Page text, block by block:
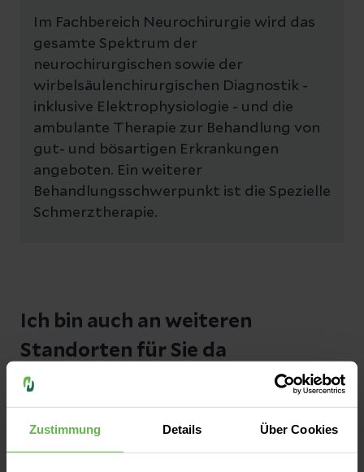
Zustimmung Details Über Cookies
Im Fachbereich Neurochirurgie wird das
gesamte Spektrum der
neurochirurgischen sowie der
wirbelsäulenchirurgischen Diagnostik -
inklusive Elektrophysiologie - und die
ambulante Therapie zur Behandlung von
gut- und bösartigen Erkrankungen
angeboten. Ein weiterer
Behandlungsschwerpunkt ist die Spezielle
Schmerztherapie.
Ich bin auch an weiteren
Standorten für Sie da
Sie möchten einen Termin an einem anderen
Standort? Wählen Sie einfach Ihren
Wunschstandort aus.